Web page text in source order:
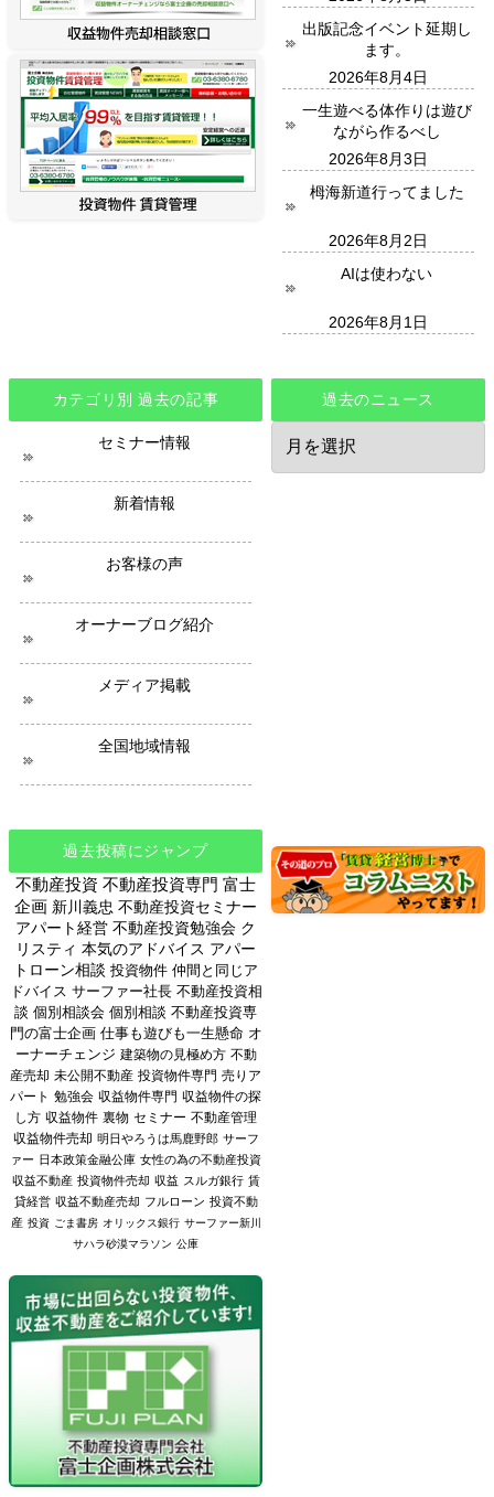
出版記念イベント延期し
ます。
2026年8月4日
一生遊べる体作りは遊び
ながら作るべし
2026年8月3日
栂海新道行ってました
2026年8月2日
AIは使わない
2026年8月1日
カテゴリ別 過去の記事
セミナー情報
新着情報
お客様の声
オーナーブログ紹介
メディア掲載
全国地域情報
過去のニュース
の
過去投稿にジャンプ
不動産投資 不動産投資専門 富士
企画 新川義忠 不動産投資セミナー
アパート経営 不動産投資勉強会 ク
リスティ 本気のアドバイス アパー
トローン相談 投資物件 仲間と同じア
ドバイス サーファー社長 不動産投資相
談 個別相談会 個別相談 不動産投資専
門の富士企画 仕事も遊びも一生懸命 オ
ーナーチェンジ 建築物の見極め方 不動
産売却 未公開不動産 投資物件専門 売りア
パート 勉強会 収益物件専門 収益物件の探
し方 収益物件 裏物 セミナー 不動産管理
収益物件売却 明日やろうは馬鹿野郎 サーフ
ァー 日本政策金融公庫 女性の為の不動産投資
収益不動産 投資物件売却 収益 スルガ銀行 賃
貸経営 収益不動産売却 フルローン 投資不動
産 投資 ごま書房 オリックス銀行 サーファー新川
サハラ砂漠マラソン 公庫